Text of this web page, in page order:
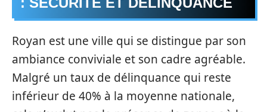
Royan est une ville qui se distingue par son
ambiance conviviale et son cadre agréable.
Malgré un taux de délinquance qui reste
inférieur de 40% à la moyenne nationale,